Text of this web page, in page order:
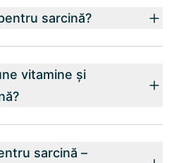
sarcină?
vitamine și
sarcină –